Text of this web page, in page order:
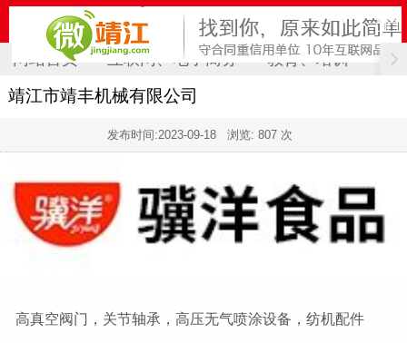
网站首页 互联网、电子商务 教育、培训 计
靖江市靖丰机械有限公司
发布时间:2023-09-18 浏览: 807 次
高真空阀门，关节轴承，高压无气喷涂设备，纺机配件